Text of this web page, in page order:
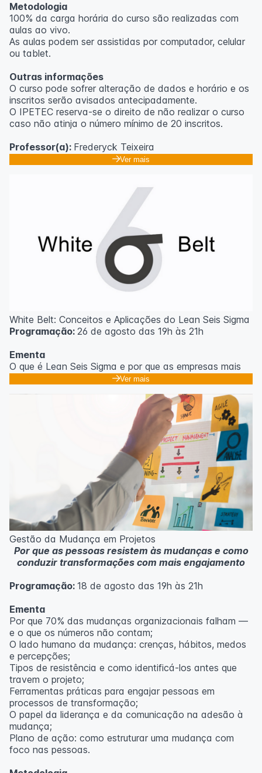
Metodologia
100% da carga horária do curso são realizadas com
aulas ao vivo.
As aulas podem ser assistidas por computador, celular
ou tablet.
Outras informações
O curso pode sofrer alteração de dados e horário e os
inscritos serão avisados ​​antecipadamente.
O IPETEC reserva-se o direito de não realizar o curso
caso não atinja o número mínimo de 20 inscritos.
Professor(a): Frederyck Teixeira
Ver mais
White Belt: Conceitos e Aplicações do Lean Seis Sigma
Programação: 26 de agosto das 19h às 21h
Ementa
O que é Lean Seis Sigma e por que as empresas mais
eficientes do mundo usam;
Introdução ao DMAIC: o roteiro para resolver
Ferramentas essenciais: 5 Porquês, Ishikawa e voz do
Casos práticos de melhoria em processos
administrativos e operacionais;
Próximos passos na jornada Lean Seis Sigma: do White
Metodologia
100% da carga horária do curso são realizadas com
aulas ao vivo.
As aulas podem ser assistidas por computador, celular
ou tablet.
Outras informações
inscritos serão avisados ​​antecipadamente.
O IPETEC reserva-se o direito de não realizar o curso
caso não atinja o número mínimo de 20 inscritos.
Professor(a):
Ver mais
Gestão da Mudança em Projetos
Por que as pessoas resistem às mudanças e como
conduzir transformações com mais engajamento
Programação: 18 de agosto das 19h às 21h
Ementa
Por que 70% das mudanças organizacionais falham —
e o que os números não contam;
O lado humano da mudança: crenças, hábitos, medos
e percepções;
Tipos de resistência e como identificá-los antes que
travem o projeto;
Ferramentas práticas para engajar pessoas em
processos de transformação;
O papel da liderança e da comunicação na adesão à
mudança;
Plano de ação: como estruturar uma mudança com
foco nas pessoas.